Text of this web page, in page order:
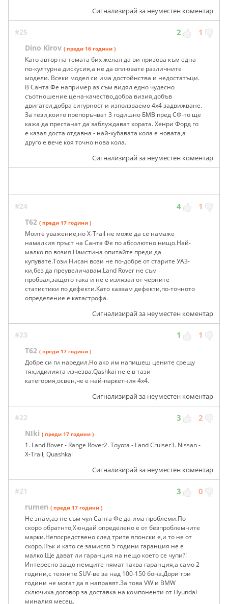
Сигнализирай за неуместен коментар
#25 2 1
Dino Kirov ( преди 16 години )
Като автор на темата бих желал да ви призова към една
по-културна дискусия,а не да оплювате различните
модели. Всеки модел си има достойнства и недостатъци.
В Санта Фе например аз съм видял едно чудесно
съотношение цена-качество,добра визия,добъв
двигател,добра сигурност и използваемо 4х4 задвижване.
За тези,които препоръчват 3 годишно БМВ пред СФ-то ще
кажа да престанат да заблуждават хората. Хенри Форд го
е казал доста отдавна - най-хубавата кола е новата,а
друго е вече коя точно нова кола.
Сигнализирай за неуместен коментар
#24 4 1
T62 ( преди 17 години )
Моите уважение,но X-Trail не може да се намаже
намалкия пръст на Санта Фе по абсолютно нищо.Най-
малко по возия.Наистина опитайте преди да
купувате.Този Нисан вози не по-добре от старите УАЗ-
ки,без да преувеличавам.Land Rover не съм
пробвал,защото така и не е излязал от черните
статистики по дефекти.Като казвам дефекти,по-точното
определение е катастрофа.
Сигнализирай за неуместен коментар
#23 1 1
T62 ( преди 17 години )
Добре си ги наредил.Но ако им напишеш цените срещу
тях,идилията изчезва.Qashkai не е в тази
категория,освен,че е най-паркетния 4х4.
Сигнализирай за неуместен коментар
#22 3 2
NIki ( преди 17 години )
1. Land Rover - Range Rover2. Toyota - Land Cruiser3. Nissan -
X-Trail, Quashkai
Сигнализирай за неуместен коментар
#21 3 0
rumen ( преди 17 години )
Не знам,аз не съм чул Санта Фе да има проблеми.По-
скоро обратнто,Хюндай определено е от безпроблемните
марки.Непосредствено след трите японски е,и то не от
скоро.Пък и като се замисля 5 години гаранция не е
малко.Ще дават ли гаранция на нещо което се чупи?!
Интересно защо немците нямат таква гаранция,а само 2
години,с техните SUV-ве за над 100-150 бона.Дори три
години не могат да я направят.За това VW и BMW
сключиха договор за доставка на компоненти от Hyundai
миналия месец.